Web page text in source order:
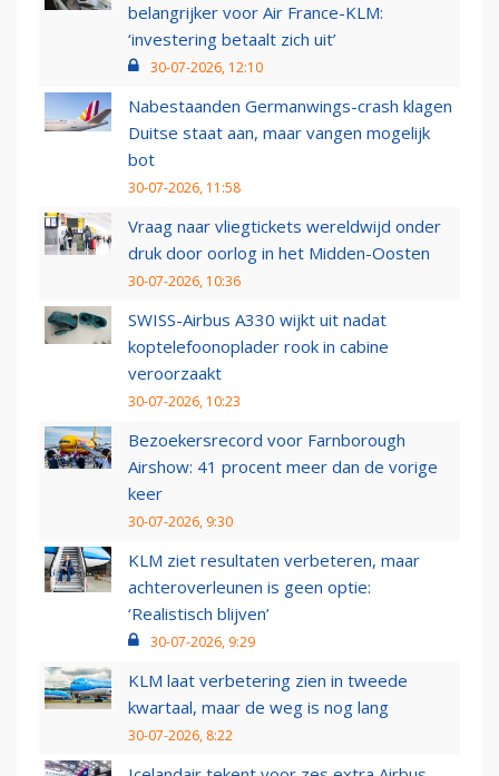
belangrijker voor Air France-KLM:
‘investering betaalt zich uit’
30-07-2026, 12:10
Nabestaanden Germanwings-crash klagen
Duitse staat aan, maar vangen mogelijk
bot
30-07-2026, 11:58
Vraag naar vliegtickets wereldwijd onder
druk door oorlog in het Midden-Oosten
30-07-2026, 10:36
SWISS-Airbus A330 wijkt uit nadat
koptelefoonoplader rook in cabine
veroorzaakt
30-07-2026, 10:23
Bezoekersrecord voor Farnborough
Airshow: 41 procent meer dan de vorige
keer
30-07-2026, 9:30
KLM ziet resultaten verbeteren, maar
achteroverleunen is geen optie:
‘Realistisch blijven’
30-07-2026, 9:29
KLM laat verbetering zien in tweede
kwartaal, maar de weg is nog lang
30-07-2026, 8:22